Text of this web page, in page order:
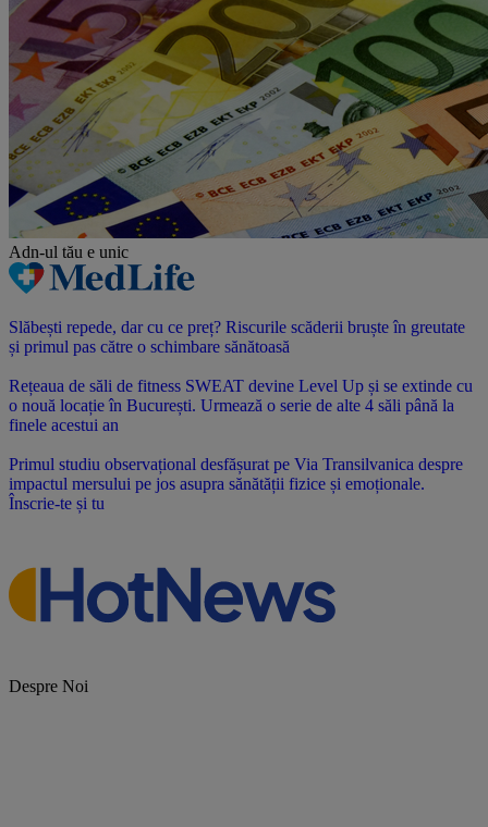
Adn-ul tău e unic
Slăbești repede, dar cu ce preț? Riscurile scăderii bruște în greutate
și primul pas către o schimbare sănătoasă
Rețeaua de săli de fitness SWEAT devine Level Up și se extinde cu
o nouă locație în București. Urmează o serie de alte 4 săli până la
finele acestui an
Primul studiu observațional desfășurat pe Via Transilvanica despre
impactul mersului pe jos asupra sănătății fizice și emoționale.
Înscrie-te și tu
Despre Noi